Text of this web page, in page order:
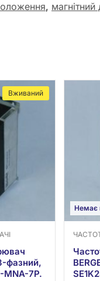
, магнітний
Вживаний
фазний,
7P.
Немає